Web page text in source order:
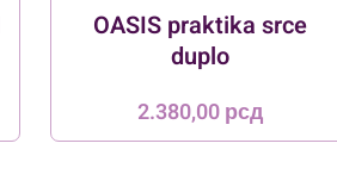
OASIS praktika srce
duplo
2.380,00рсд